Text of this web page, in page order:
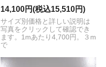
14,100円(税込15,510円)
サイズ別価格と詳しい説明は
写真をクリックして確認でき
ます。1mあたり4,700円。３m
で